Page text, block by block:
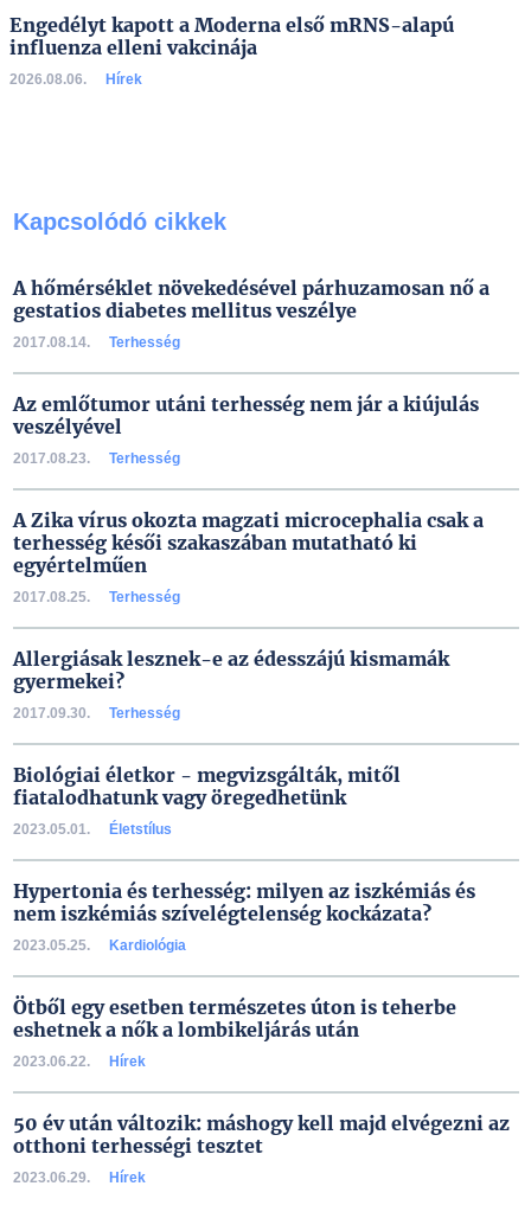
Engedélyt kapott a Moderna első mRNS-alapú
influenza elleni vakcinája
2026.08.06. Hírek
Kapcsolódó cikkek
A hőmérséklet növekedésével párhuzamosan nő a
gestatios diabetes mellitus veszélye
2017.08.14. Terhesség
Az emlőtumor utáni terhesség nem jár a kiújulás
veszélyével
2017.08.23. Terhesség
A Zika vírus okozta magzati microcephalia csak a
terhesség késői szakaszában mutatható ki
egyértelműen
2017.08.25. Terhesség
Allergiásak lesznek-e az édesszájú kismamák
gyermekei?
2017.09.30. Terhesség
Biológiai életkor - megvizsgálták, mitől
fiatalodhatunk vagy öregedhetünk
2023.05.01. Életstílus
Hypertonia és terhesség: milyen az iszkémiás és
nem iszkémiás szívelégtelenség kockázata?
2023.05.25. Kardiológia
Ötből egy esetben természetes úton is teherbe
eshetnek a nők a lombikeljárás után
2023.06.22. Hírek
50 év után változik: máshogy kell majd elvégezni az
otthoni terhességi tesztet
2023.06.29. Hírek